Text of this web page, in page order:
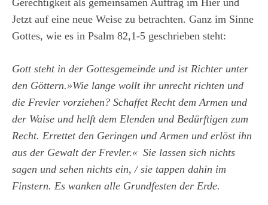
Gerechtigkeit als gemeinsamen Auftrag im Hier und
Jetzt auf eine neue Weise zu betrachten. Ganz im Sinne
Gottes, wie es in Psalm 82,1-5 geschrieben steht:
Gott steht in der Gottesgemeinde und ist Richter unter
den Göttern.»Wie lange wollt ihr unrecht richten und
die Frevler vorziehen? Schaffet Recht dem Armen und
der Waise und helft dem Elenden und Bedürftigen zum
Recht. Errettet den Geringen und Armen und erlöst ihn
aus der Gewalt der Frevler.« Sie lassen sich nichts
sagen und sehen nichts ein, / sie tappen dahin im
Finstern. Es wanken alle Grundfesten der Erde.